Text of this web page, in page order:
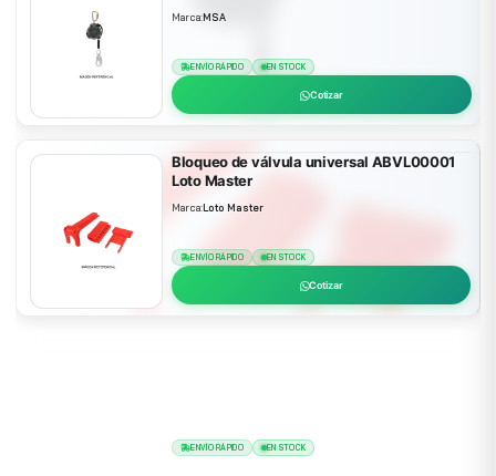
Marca:MSA
ENVÍO RÁPIDO EN STOCK
Cotizar
Bloqueo de válvula universal ABVL00001
Loto Master
Marca:Loto Master
ENVÍO RÁPIDO EN STOCK
Cotizar
ENVÍO RÁPIDO EN STOCK